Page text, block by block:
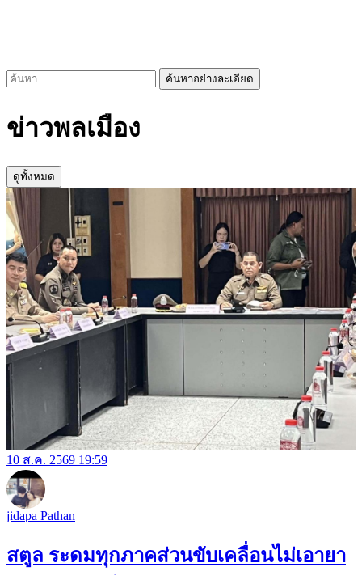
ค้นหาอย่างละเอียด
ข่าวพลเมือง
ดูทั้งหมด
10 ส.ค. 2569 19:59
jidapa Pathan
สตูล ระดมทุกภาคส่วนขับเคลื่อนไม่เอายา